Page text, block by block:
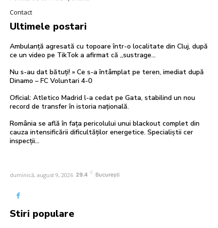
Contact
Ultimele postari
Ambulanță agresată cu topoare într-o localitate din Cluj, după
ce un video pe TikTok a afirmat că „sustrage…
Nu s-au dat bătuți! » Ce s-a întâmplat pe teren, imediat după
Dinamo – FC Voluntari 4-0
Oficial: Atletico Madrid l-a cedat pe Gata, stabilind un nou
record de transfer în istoria națională.
România se află în fața pericolului unui blackout complet din
cauza intensificării dificultăților energetice. Specialiștii cer
inspecții…
duminică, august 9, 2026 29.4 C București
Stiri populare